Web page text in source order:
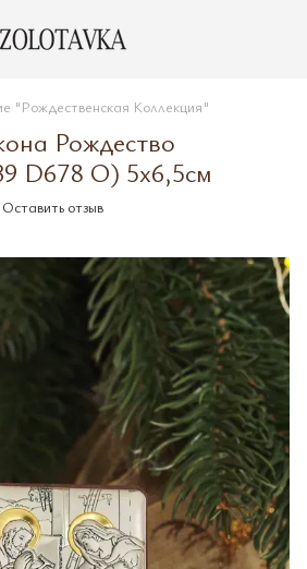
"Рождественская Коллекция"
Рождество
D678 O) 5х6,5см
Оставить отзыв